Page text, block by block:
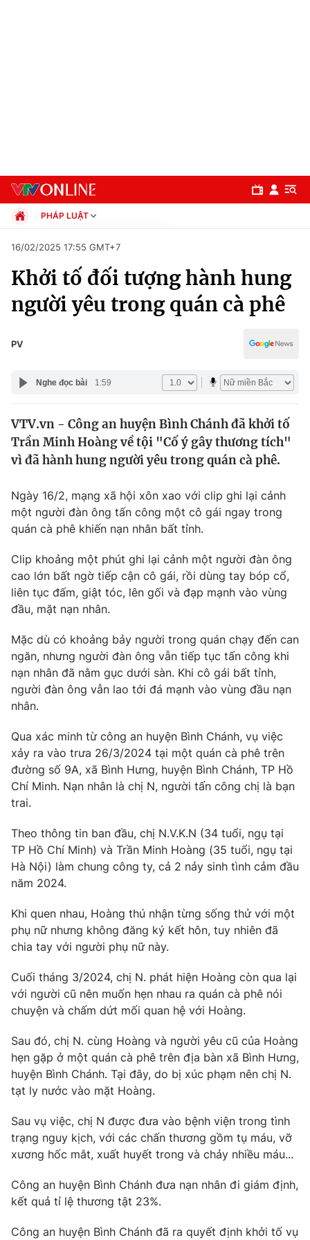
Chuyên mục
Chính trị
Y tế
Tin tức
Thế giới đó đây
Câu chuyện quốc tế
Kinh tế
Thị trường
Góc doanh nghiệp
Dữ liệu và đời sống
Truyền hình
Hậu trường
Nhân vật
Khán giả
Giải sao mai
Giải trí
Điện ảnh
Âm nhạc
Đời sống
Du lịch
Làm đẹp
Chất lượng cuộc sống
Giáo dục
Tuyển sinh
Học trực tuyến
Công nghệ
Hitech Công nghệ tương lai
Sản phẩm
Thị trường
Tư vấn
Giao lưu trực tuyến
Lịch phát sóng
Chuyên mục khác
Emagazine Podcast
Photo Infographic
Video Shorts video
VTV Money VTV Thể thao
VTV Sức khoẻ Bất động sản
Thị trường 24h Tấm lòng Việt
VTV4 Vươn mình bằng AI
VTV9 VTV8
Liên hệ tòa soạn English
PHÁP LUẬT
Xã hội
Pháp luật
Thể thao
Đời sống
Giáo dục
16/02/2025 17:55 GMT+7
Khởi tố đối tượng hành hung
người yêu trong quán cà phê
PV
Nghe đọc bài 1:59
VTV.vn - Công an huyện Bình Chánh đã khởi tố
Trần Minh Hoàng về tội "Cố ý gây thương tích"
vì đã hành hung người yêu trong quán cà phê.
Ngày 16/2, mạng xã hội xôn xao với clip ghi lại cảnh
một người đàn ông tấn công một cô gái ngay trong
quán cà phê khiến nạn nhân bất tỉnh.
Clip khoảng một phút ghi lại cảnh một người đàn ông
cao lớn bất ngờ tiếp cận cô gái, rồi dùng tay bóp cổ,
liên tục đấm, giật tóc, lên gối và đạp mạnh vào vùng
đầu, mặt nạn nhân.
Mặc dù có khoảng bảy người trong quán chạy đến can
ngăn, nhưng người đàn ông vẫn tiếp tục tấn công khi
nạn nhân đã nằm gục dưới sàn. Khi cô gái bất tỉnh,
người đàn ông vẫn lao tới đá mạnh vào vùng đầu nạn
nhân.
Qua xác minh từ công an huyện Bình Chánh, vụ việc
xảy ra vào trưa 26/3/2024 tại một quán cà phê trên
đường số 9A, xã Bình Hưng, huyện Bình Chánh, TP Hồ
Chí Minh. Nạn nhân là chị N, người tấn công chị là bạn
trai.
Theo thông tin ban đầu, chị N.V.K.N (34 tuổi, ngụ tại
TP Hồ Chí Minh) và Trần Minh Hoàng (35 tuổi, ngụ tại
Hà Nội) làm chung công ty, cả 2 nảy sinh tình cảm đầu
năm 2024.
Khi quen nhau, Hoàng thú nhận từng sống thử với một
phụ nữ nhưng không đăng ký kết hôn, tuy nhiên đã
chia tay với người phụ nữ này.
Cuối tháng 3/2024, chị N. phát hiện Hoàng còn qua lại
với người cũ nên muốn hẹn nhau ra quán cà phê nói
chuyện và chấm dứt mối quan hệ với Hoàng.
Sau đó, chị N. cùng Hoàng và người yêu cũ của Hoàng
hẹn gặp ở một quán cà phê trên địa bàn xã Bình Hưng,
huyện Bình Chánh. Tại đây, do bị xúc phạm nên chị N.
tạt ly nước vào mặt Hoàng.
Sau vụ việc, chị N được đưa vào bệnh viện trong tình
trạng nguy kịch, với các chấn thương gồm tụ máu, vỡ
xương hốc mắt, xuất huyết trong và chảy nhiều máu...
Công an huyện Bình Chánh đưa nạn nhân đi giám định,
kết quả tỉ lệ thương tật 23%.
Công an huyện Bình Chánh đã ra quyết định khởi tố vụ